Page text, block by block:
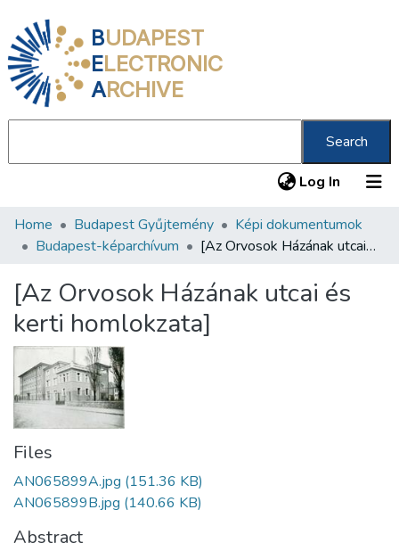
BUDAPEST
ELECTRONIC
ARCHIVE
Search
Log In (current)
Communities & Collections
Statistics
About us
Home Budapest Gyűjtemény
Képi dokumentumok
Budapest-képarchívum
[Az Orvosok Házának utcai és kerti homlokzata]
[Az Orvosok Házának utcai és
kerti homlokzata]
Files
AN065899A.jpg (151.36 KB)
AN065899B.jpg (140.66 KB)
Abstract